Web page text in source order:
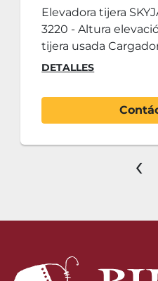
Elevadora tijera
3220 - Altura
tijera usada
DETALLES
‹